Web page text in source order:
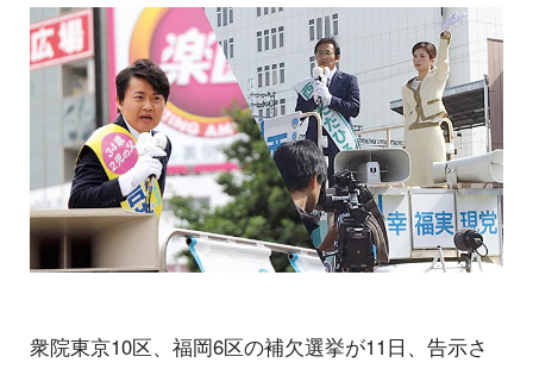
衆院東京10区、福岡6区の補欠選挙が11日、告示さ